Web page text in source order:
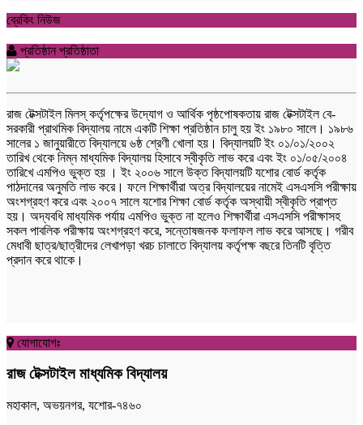
ব্রেকিং নিউজ
প্রতিষ্ঠান প্রতিষ্ঠাতা
রাজ টেক্সটাইল মিলস্ কর্তৃপক্ষের উদ্যোগ ও আর্থিক পৃষ্ঠপোষকতায় রাজ টেক্সটাইল বে-
সরকারী প্রাথমিক বিদ্যালয় নামে একটি শিক্ষা প্রতিষ্ঠান চালু হয় ইং ১৯৮০ সালে। ১৯৮৬
সালের ১ জানুয়ারীতে বিদ্যালয়ে ৬ষ্ঠ শ্রেণী খোলা হয়। বিদ্যালয়টি ইং ০১/০১/২০০২
তারিখ থেকে নিম্ন মাধ্যমিক বিদ্যালয় হিসাবে স্বীকৃতি লাভ করে এবং ইং ০১/০৫/২০০৪
তারিখে এমপিও ভুক্ত হয় । ইং ২০০৬ সালে উক্ত বিদ্যালয়টি যশোর বোর্ড কর্তৃক
পাঠদানের অনুমতি লাভ করে। ফলে শিক্ষার্থীরা অত্র বিদ্যালয়ের নামেই এসএসসি পরীক্ষায়
অংশগ্রহণ করে এবং ২০০৭ সালে যশোর শিক্ষা বোর্ড কর্তৃক অস্থায়ী স্বীকৃতি প্রাপ্ত
হয়। অদ্যবধি মাধ্যমিক পর্যায় এমপিও ভুক্ত না হলেও শিক্ষার্থীরা এসএসসি পরীক্ষাসহ
সকল পাবলিক পরীক্ষায় অংশগ্রহণ করে, সন্তোষজনক ফলাফল লাভ করে আসছে। গরীব
মেধাবী ছাত্র/ছাত্রীদের লেখাপড়া খরচ চালাতে বিদ্যালয় কর্তৃপক্ষ বছরে তিনটি বৃত্তি
প্রদান করে থাকে।
যোগাযোগঃ
রাজ টেক্সটাইল মাধ্যমিক বিদ্যালয়
মহাকাল, অভয়নগর, যশোর-৭৪৬০